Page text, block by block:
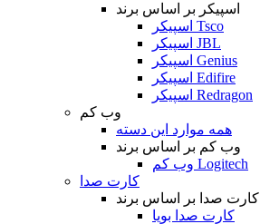
اسپیکر بر اساس برند
اسپیکر Tsco
اسپیکر JBL
اسپیکر Genius
اسپیکر Edifire
اسپیکر Redragon
وب کم
همه موارد این دسته
وب کم بر اساس برند
وب کم Logitech
کارت صدا
کارت صدا بر اساس برند
کارت صدا بویا